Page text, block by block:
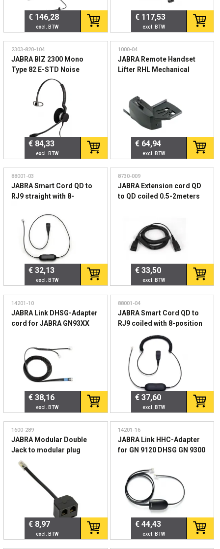
€ 146,28 € 117,53
2303-820-104
JABRA BIZ 2300 Mono
Type 82 E-STD Noise
Cancelling microphone
boom FreeSpin headband
€ 84,33
1000-04
JABRA Remote Handset
Lifter RHL Mechanical
distance for all cordless
JABRA Headsets
€ 64,94
88001-03
JABRA Smart Cord QD to
RJ9 straight with 8-
configurator for Avaya
one-X Telephone system
for 96XX Series
€ 32,13
8730-009
JABRA Extension cord QD
to QD coiled 0.5-2meters
€ 33,50
14201-10
JABRA Link DHSG-Adapter
cord for JABRA GN93XX
electronically accepting
calls for Siemens
€ 38,16
88001-04
JABRA Smart Cord QD to
RJ9 coiled with 8-position
switch configurator for
Avaya one-X Telephone
system for 96XX Series
€ 37,60
1600-289
JABRA Modular Double
Jack to modular plug
parallel allocator
€ 8,97
14201-16
JABRA Link HHC-Adapter
for GN 9120 DHSG GN 9300
electronically accepting
calls
€ 44,43